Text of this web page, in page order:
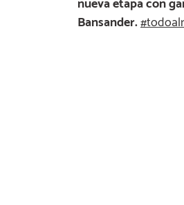
nueva etapa con
Bansander.#